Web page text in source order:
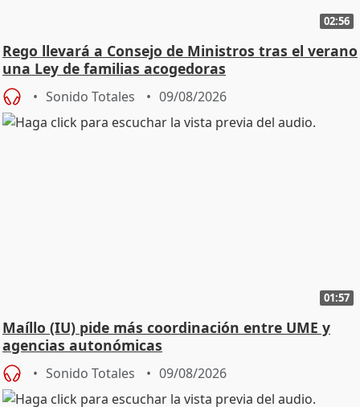
02:56
Rego llevará a Consejo de Ministros tras el verano
una Ley de familias acogedoras
Sonido Totales 09/08/2026
01:57
Maíllo (IU) pide más coordinación entre UME y
agencias autonómicas
Sonido Totales 09/08/2026